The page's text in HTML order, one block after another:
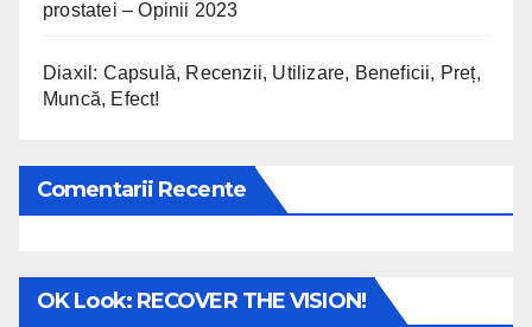
prostatei – Opinii 2023
Diaxil: Capsulă, Recenzii, Utilizare, Beneficii, Preț,
Muncă, Efect!
Comentarii Recente
OK Look: RECOVER THE VISION!